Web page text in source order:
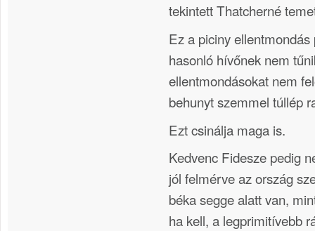
tekintett Thatcherné
Ez a piciny
hasonló hívőnek nem
ellentmondásokat nem
behunyt szemmel túllép
Ezt csinálja maga is.
Kedvenc Fidesze pedig
jól felmérve az ország
béka segge alatt van,
ha kell, a legprimitívebb